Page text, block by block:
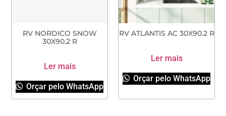
RV NORDICO SNOW
30X90.2 R
Ler mais
Orçar pelo WhatsApp
RV ATLANTIS AC 30X90.2 R
Ler mais
Orçar pelo WhatsApp